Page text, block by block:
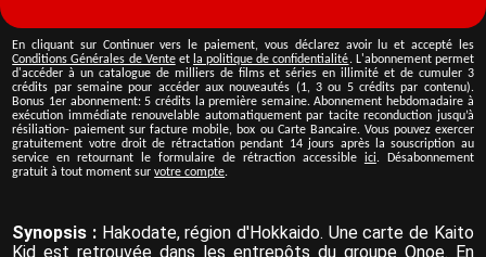
En cliquant sur Continuer vers le paiement, vous déclarez avoir lu et accepté les
Conditions Générales de Venteetla politique de confidentialité. L'abonnement permet
d'accéder à un catalogue de milliers de films et séries en illimité et de cumuler 3
crédits par semaine pour accéder aux nouveautés (1, 3 ou 5 crédits par contenu).
Bonus 1er abonnement:5 crédits la première semaine. Abonnement hebdomadaire à
exécution immédiate renouvelable automatiquement par tacite reconduction jusqu’à
résiliation- paiement sur facture mobile, box ou Carte Bancaire. Vous pouvez exercer
gratuitement votre droit de rétractation pendant 14 jours après la souscription au
service en retournant le formulaire de rétraction accessible ici. Désabonnement
gratuit à tout moment survotre compte.
Synopsis : Hakodate, région d'Hokkaido. Une carte de Kaito
Kid est retrouvée dans les entrepôts du groupe Onoe. En